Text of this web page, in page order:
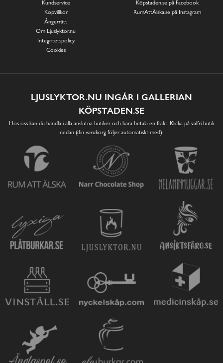
Kundservice
Köpvillkor
Ångerrätt
Om Ljuslyktor.nu
Integritetspolicy
Cookies
Köpstaden.se på Facebook
RumAttÄlska.se på Instagram
LJUSLYKTOR.NU INGÅR I GALLERIAN
KÖPSTADEN.SE
Hos oss kan du handla i alla anslutna butiker och bara betala en frakt. Klicka på valfri butik
nedan (din varukorg följer automatiskt med):